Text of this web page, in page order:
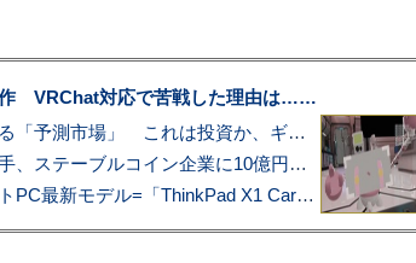
VRChat対応で苦戦した理由は……
プロ野球も対象に、急成長する「予測市場」 これは投資か、ギャンブルか
アマゾン配送を支える物流大手、ステーブルコイン企業に10億円投資のワケ
あこがれの旗艦モバイルノートPC最新モデル=「ThinkPad X1 Carbon Gen 14 Aura Edition」実機レビュー